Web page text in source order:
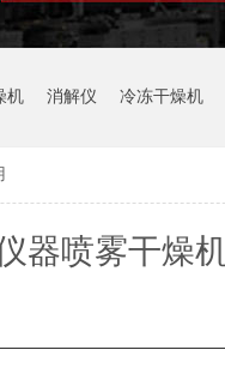
机 消解仪 冷冻干燥机
器喷雾干燥